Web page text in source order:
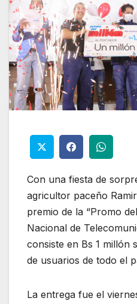
Con una fiesta de
agricultor paceño
premio de la “Promo
Nacional de
consiste en Bs 1 millón
de usuarios de todo el
La entrega fue el